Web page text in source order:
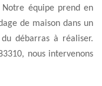
équipe prend en
de maison dans un
débarras à réaliser.
nous intervenons